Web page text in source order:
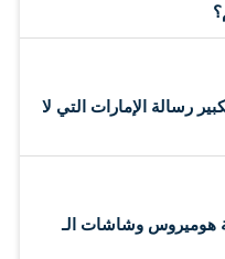
رسالة الإمارات التي لا
هوميروس وشاشات الـ